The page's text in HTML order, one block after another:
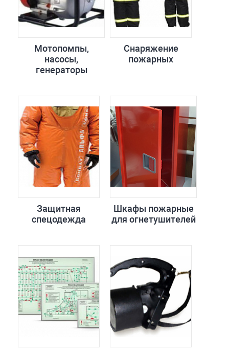
Мотопомпы,
насосы,
генераторы
Снаряжение
пожарных
Защитная
спецодежда
Шкафы пожарные
для огнетушителей